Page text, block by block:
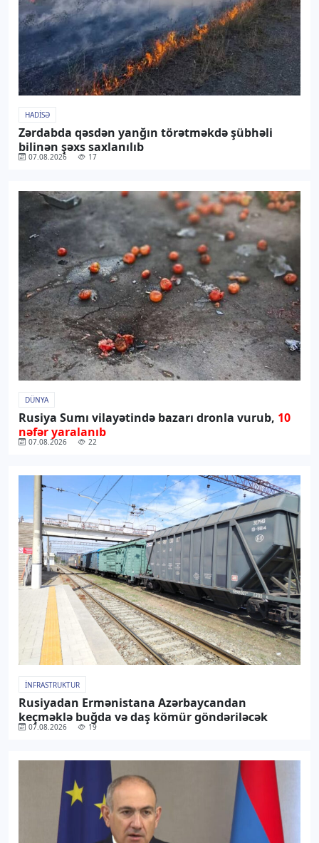
HADISƏ
Zərdabda qəsdən yanğın törətməkdə şübhəli
bilinən şəxs saxlanılıb
07.08.2026 17
DÜNYA
Rusiya Sumı vilayətində bazarı dronla vurub, 10
nəfər yaralanıb
07.08.2026 22
İNFRASTRUKTUR
Rusiyadan Ermənistana Azərbaycandan
keçməklə buğda və daş kömür göndəriləcək
07.08.2026 19